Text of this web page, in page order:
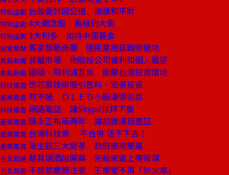
特別企劃 台股要討回公道 搶賺和平財
特別企劃 4大概念股 長線釣大魚
特別企劃 3大利多 加持中國基金
投資焦點 馬家發動奇襲 國民黨拖延戰術破功
焦點新聞 背離市場 他賠掉公司獲利和個人聲望
焦點新聞 國碩、飛利浦互告 衝擊台灣投資環境
科技風雲 世芯靠技術吸引思科、宏碁投資
產業風雲 熬不過 ＯＬＥＤ小廠淒慘收兵
科技風雲 網路電話 讓Skype甘拜下風
產業風雲 陳永正布局兩年 讓胡錦濤挺蓋茲
產業風雲 台灣科技業 不合併 活不下去！
產業風雲 海生館三大變革 政府廠商雙贏
台北耳語 蔡其瑞酒店開幕 先給來賓上美術課
台北耳語 不想惹戴爾注意 王振堂不再「吠火車」